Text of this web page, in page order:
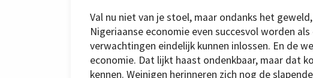
Val nu niet van je stoel, maar ondanks het
Nigeriaanse economie even succesvol worden
verwachtingen eindelijk kunnen inlossen. En de
economie. Dat lijkt haast ondenkbaar, maar dat
kennen. Weinigen herinneren zich nog de